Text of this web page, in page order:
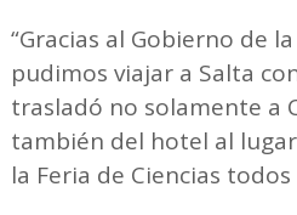
“Gracias al Gobierno de
pudimos viajar a Salta
trasladó no solamente a
también del hotel al
la Feria de Ciencias